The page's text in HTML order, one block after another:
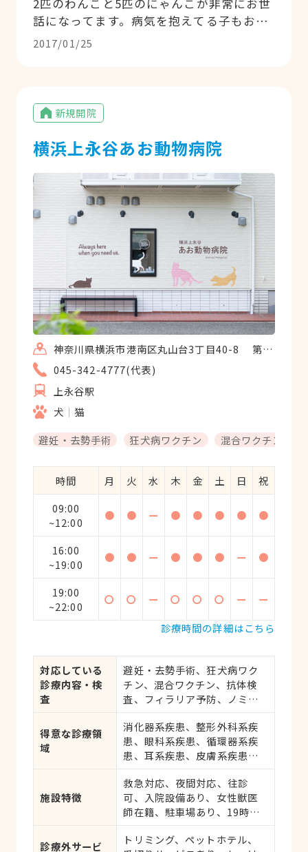
話になってます。病気を抱えてる子もお
り、ここ数年はお世話になりっぱなしで
す。どの先生も看護師さんもとても親切
の気持ちを酌んでくださり、治療に関して
も納得いくまで説明をしてくれます。費用
の面も相談しながら対応してくれたりと、
本当に助かってます。7匹もいるのにそれ
ぞれの名前も完璧に覚えてる先生に心意気
も感じます（笑）。飼い主である人間の私
も、こんな素敵な病院＆ホームドクターに
めぐり合えたらな〜って思います。
2017/01/25
新規開院
横浜上永谷あお動物病院
神奈川県横浜市港南区丸山台3丁目40-8 第二丸井ビル101
045-342-4777(代表)
上永谷駅
犬
猫
避妊・去勢手術
狂犬病ワクチン 混合ワクチン
時間 月 火 水 木 金 土 日
祝
09:00
~12:00
● ● ー ● ● ● ● ●
16:00
~19:00
● ● ー ● ● ● ー ●
19:00
~22:00
〇 〇 ー 〇 〇 〇 ー
ー
診療時間の詳細はこちら
対応している
診療内容・検
査
避妊・去勢手術、狂犬病ワク
チン、混合ワクチン、抗体検
査、フィラリア予防、ノミ・
応、健康診断、各種検査、外
科手術
得意な診療領
域
消化器系疾患、整形外科系疾
患、眼科系疾患、循環器系疾
患、耳系疾患、皮膚系疾患、
ん
施設特徴
救急対応、夜間対応、往診
可、入院設備あり、女性獣医
師在籍、駐車場あり、19時以
曜診療、祝日診療
診療外サービ
トリミング、ペットホテル、